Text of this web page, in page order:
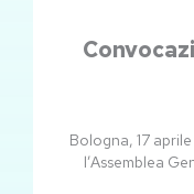
Bologna, 17
l’Assemblea